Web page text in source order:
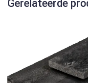
Gerelateerde